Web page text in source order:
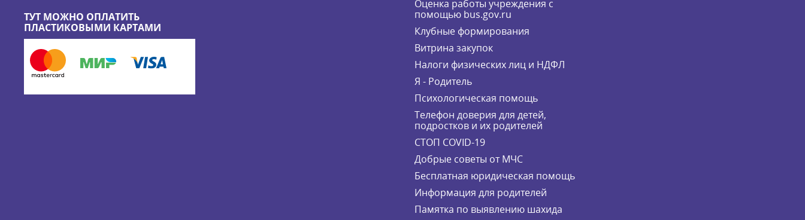
ТУТ МОЖНО ОПЛАТИТЬ
ПЛАСТИКОВЫМИ КАРТАМИ
Оценка работы учреждения с
помощью bus.gov.ru
Клубные формирования
Витрина закупок
Налоги физических лиц и НДФЛ
Я - Родитель
Психологическая помощь
Телефон доверия для детей,
подростков и их родителей
СТОП COVID-19
Добрые советы от МЧС
Бесплатная юридическая помощь
Информация для родителей
Памятка по выявлению шахида